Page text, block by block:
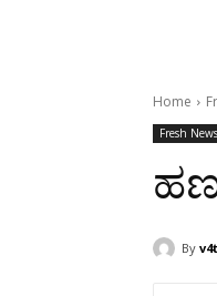
Home
Fresh News
By